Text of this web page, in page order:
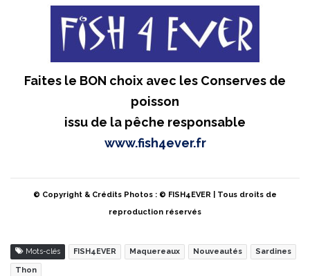
Faites le BON choix avec les Conserves de
poisson
issu de la pêche responsable
www.fish4ever.fr
© Copyright & Crédits Photos : © FISH4EVER | Tous droits de
reproduction réservés
Mots-clés FISH4EVER Maquereaux Nouveautés Sardines
Thon